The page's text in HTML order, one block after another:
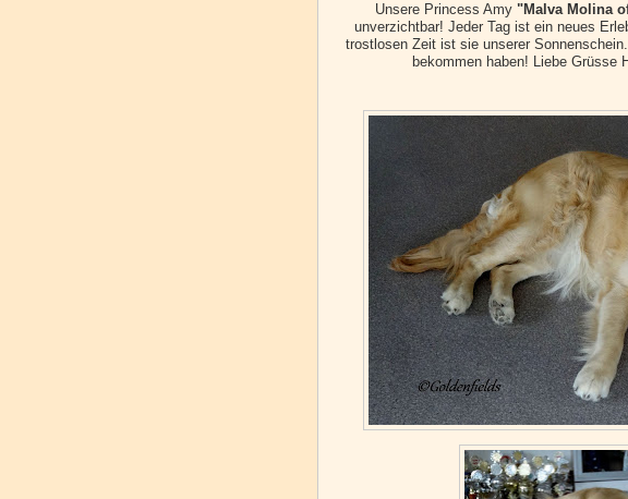
Unsere Princess Amy "Malva Molina
unverzichtbar! Jeder Tag ist ein neues
trostlosen Zeit ist sie unserer
bekommen haben! Liebe Grüsse